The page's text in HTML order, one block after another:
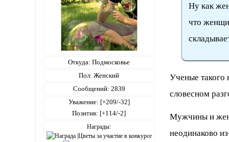
Откуда: Подмосковье
Пол: Женский
Сообщений: 2839
Уважение: [+209/-32]
Позитив: [+114/-2]
Награды:
Ну как
что
Ученые такого
словесном
Мужчины и
неодинаково